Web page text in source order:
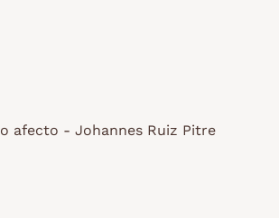
afecto - Johannes Ruiz Pitre